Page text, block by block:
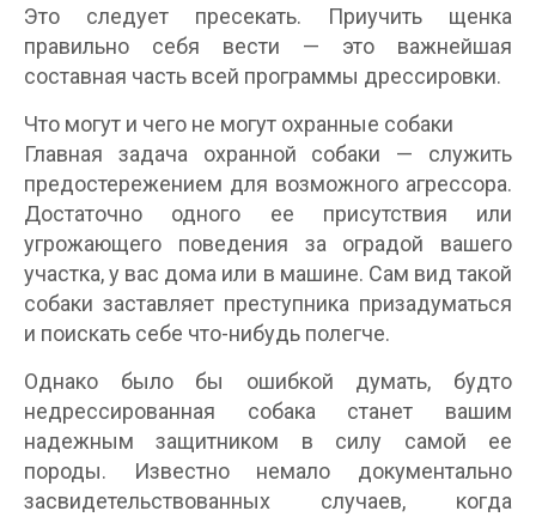
Это следует пресекать. Приучить щенка
правильно себя вести — это важнейшая
составная часть всей программы дрессировки.
Что могут и чего не могут охранные собаки
Главная задача охранной собаки — служить
предостережением для возможного агрессора.
Достаточно одного ее присутствия или
угрожающего поведения за оградой вашего
участка, у вас дома или в машине. Сам вид такой
собаки заставляет преступника призадуматься
и поискать себе что-нибудь полегче.
Однако было бы ошибкой думать, будто
недрессированная собака станет вашим
надежным защитником в силу самой ее
породы. Известно немало документально
засвидетельствованных случаев, когда